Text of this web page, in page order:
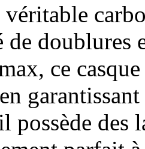
véritable
doublures
ce
possède des